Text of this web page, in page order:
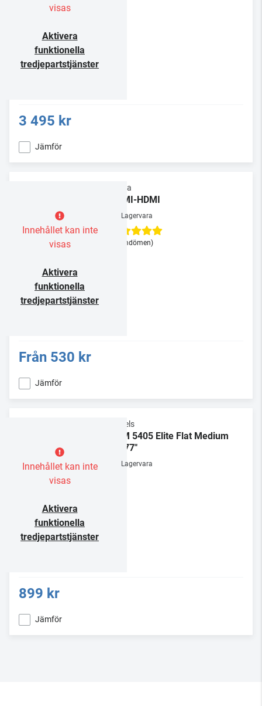
visas
Aktivera
funktionella
tredjepartstjänster
3 495 kr
Jämför
Innehållet kan inte
visas
Aktivera
funktionella
tredjepartstjänster
Supra
HDMI-HDMI
Lagervara
(3 omdömen)
Från 530 kr
Jämför
Innehållet kan inte
visas
Aktivera
funktionella
tredjepartstjänster
Vogels
TVM 5405 Elite Flat Medium
32-77"
Lagervara
899 kr
Jämför